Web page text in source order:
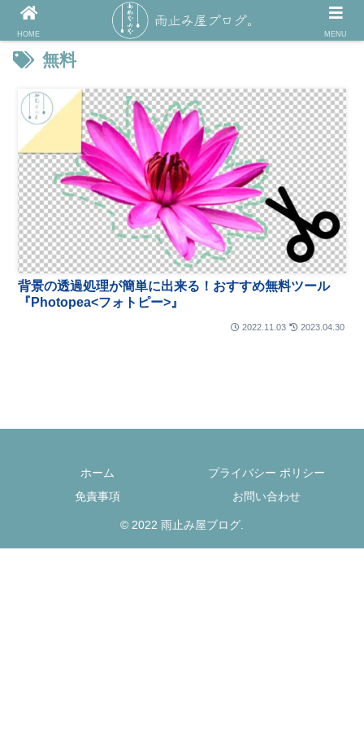
無料
背景の透過処理が簡単に出来る！おすすめ無料ツール
『Photopea<フォトピー>』
2022.11.03 2023.04.30
ホーム
プライバシー ポリシー
免責事項
お問い合わせ
© 2022 雨止み屋ブログ.
HOME MENU